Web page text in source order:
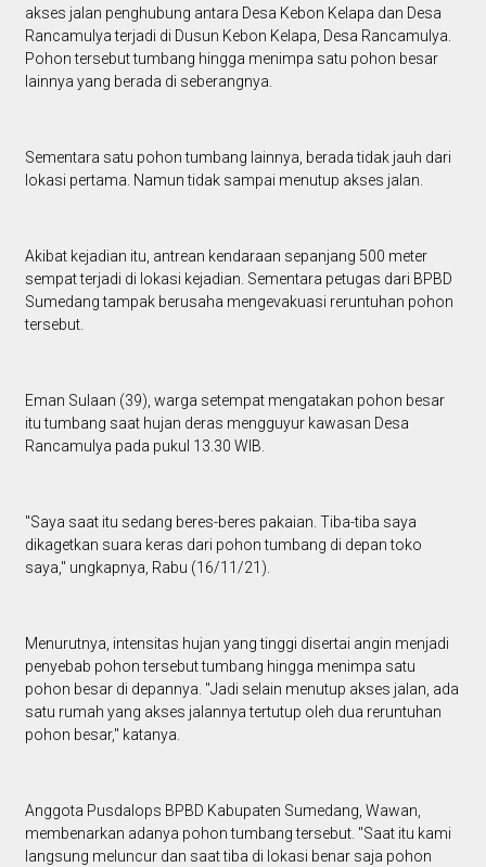
akses jalan penghubung antara Desa Kebon Kelapa dan Desa
Rancamulya terjadi di Dusun Kebon Kelapa, Desa Rancamulya.
Pohon tersebut tumbang hingga menimpa satu pohon besar
lainnya yang berada di seberangnya.
Sementara satu pohon tumbang lainnya, berada tidak jauh dari
lokasi pertama. Namun tidak sampai menutup akses jalan.
Akibat kejadian itu, antrean kendaraan sepanjang 500 meter
sempat terjadi di lokasi kejadian. Sementara petugas dari BPBD
Sumedang tampak berusaha mengevakuasi reruntuhan pohon
tersebut.
Eman Sulaan (39), warga setempat mengatakan pohon besar
itu tumbang saat hujan deras mengguyur kawasan Desa
Rancamulya pada pukul 13.30 WIB.
"Saya saat itu sedang beres-beres pakaian. Tiba-tiba saya
dikagetkan suara keras dari pohon tumbang di depan toko
saya," ungkapnya, Rabu (16/11/21).
Menurutnya, intensitas hujan yang tinggi disertai angin menjadi
penyebab pohon tersebut tumbang hingga menimpa satu
pohon besar di depannya. "Jadi selain menutup akses jalan, ada
satu rumah yang akses jalannya tertutup oleh dua reruntuhan
pohon besar," katanya.
Anggota Pusdalops BPBD Kabupaten Sumedang, Wawan,
membenarkan adanya pohon tumbang tersebut. "Saat itu kami
langsung meluncur dan saat tiba di lokasi benar saja pohon